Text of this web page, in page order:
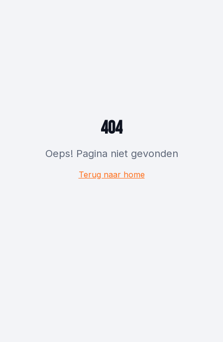
404
Oeps! Pagina niet gevonden
Terug naar home